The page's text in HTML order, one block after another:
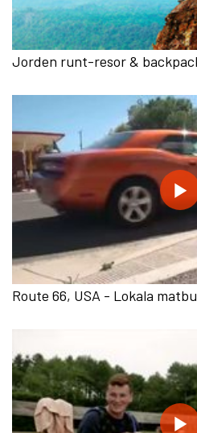
Jorden runt-resor &
Route 66, USA - Lokala